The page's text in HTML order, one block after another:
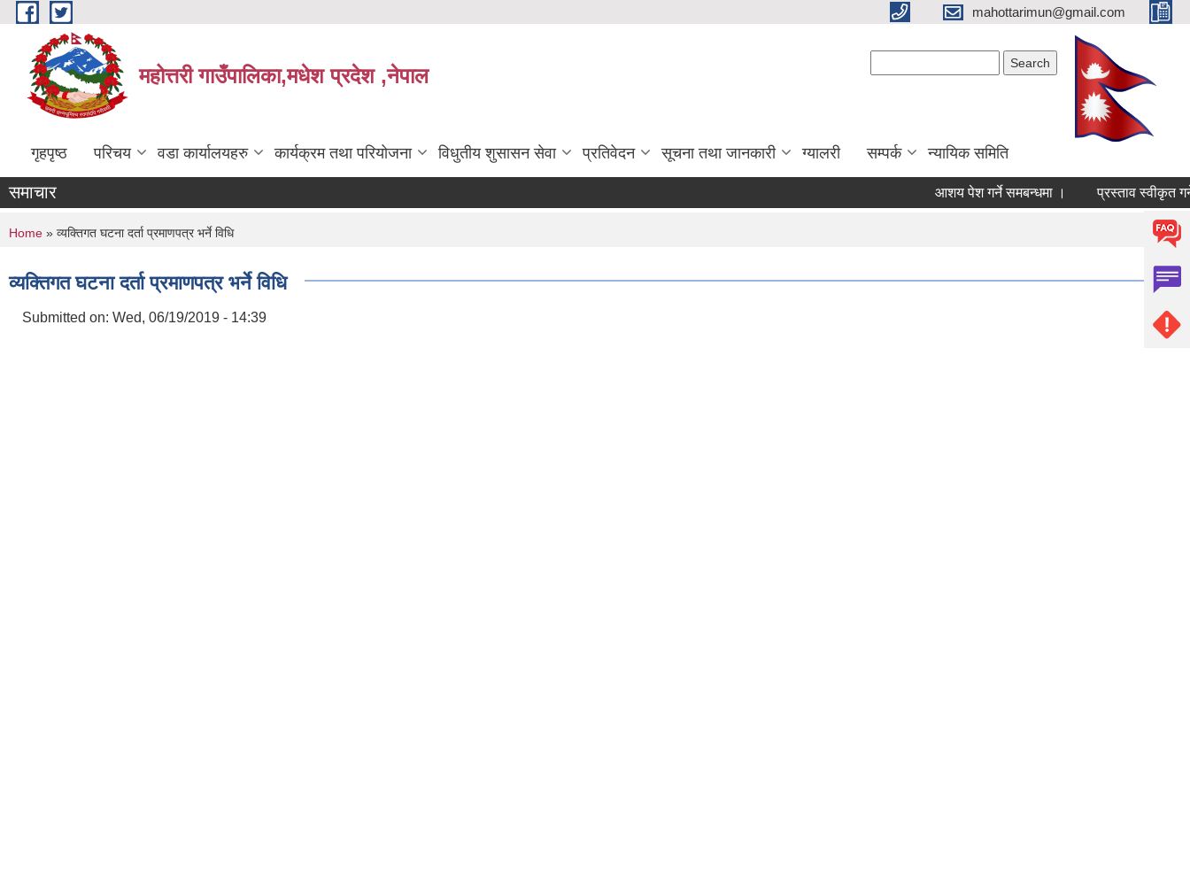
Skip to main content mahottarimun@gmail.com
महोत्तरी गाउँपालिका,मधेश प्रदेश ,नेपाल
गृहपृष्ठ परिचय वडा कार्यालयहरु कार्यक्रम तथा परियोजना विधुतीय शुसासन सेवा प्रतिवेदन सूचना तथा जानकारी ग्यालरी सम्पर्क न्यायिक समिति
समाचार आशय पेश गर्ने समबन्धमा । प्रस्ताव स्वीकृत गर्ने
You are here
Home » व्यक्तिगत घटना दर्ता प्रमाणपत्र भर्ने विधि
व्यक्तिगत घटना दर्ता प्रमाणपत्र भर्ने विधि
Submitted on: Wed, 06/19/2019 - 14:39